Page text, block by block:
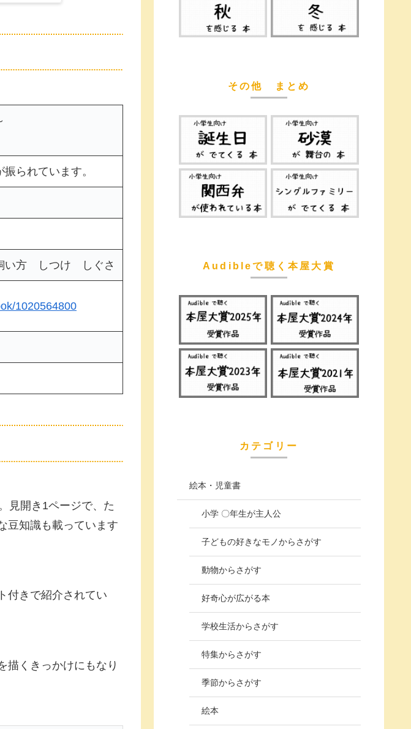
られています。
方 しつけ しぐさ
1020564800
見開き1ページで、た
豆知識も載っています
付きで紹介されてい
描くきっかけにもなり
その他 まとめ
Audibleで聴く本屋大賞
カテゴリー
絵本・児童書
小学 〇年生が主人公
子どもの好きなモノからさがす
動物からさがす
好奇心が広がる本
学校生活からさがす
特集からさがす
季節からさがす
絵本